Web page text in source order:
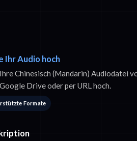
Ihr Audio hoch
Chinesisch (Mandarin) Audiodatei
Drive oder per URL hoch.
Formate